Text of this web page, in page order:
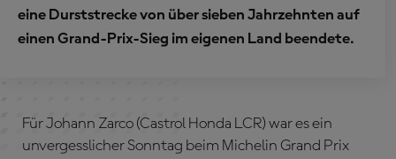
eine Durststrecke von über sieben Jahrzehnten auf
einen Grand-Prix-Sieg im eigenen Land beendete.
Für Johann Zarco (Castrol Honda LCR) war es ein
unvergesslicher Sonntag beim Michelin Grand Prix